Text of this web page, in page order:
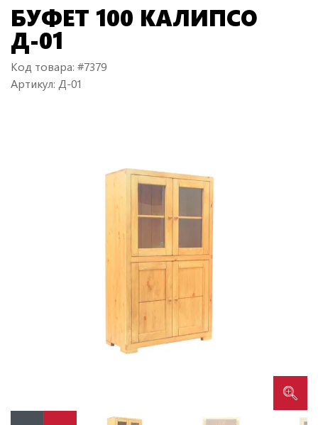
БУФЕТ 100 КАЛИПСО
Д-01
Код товара: #7379
Артикул: Д-01